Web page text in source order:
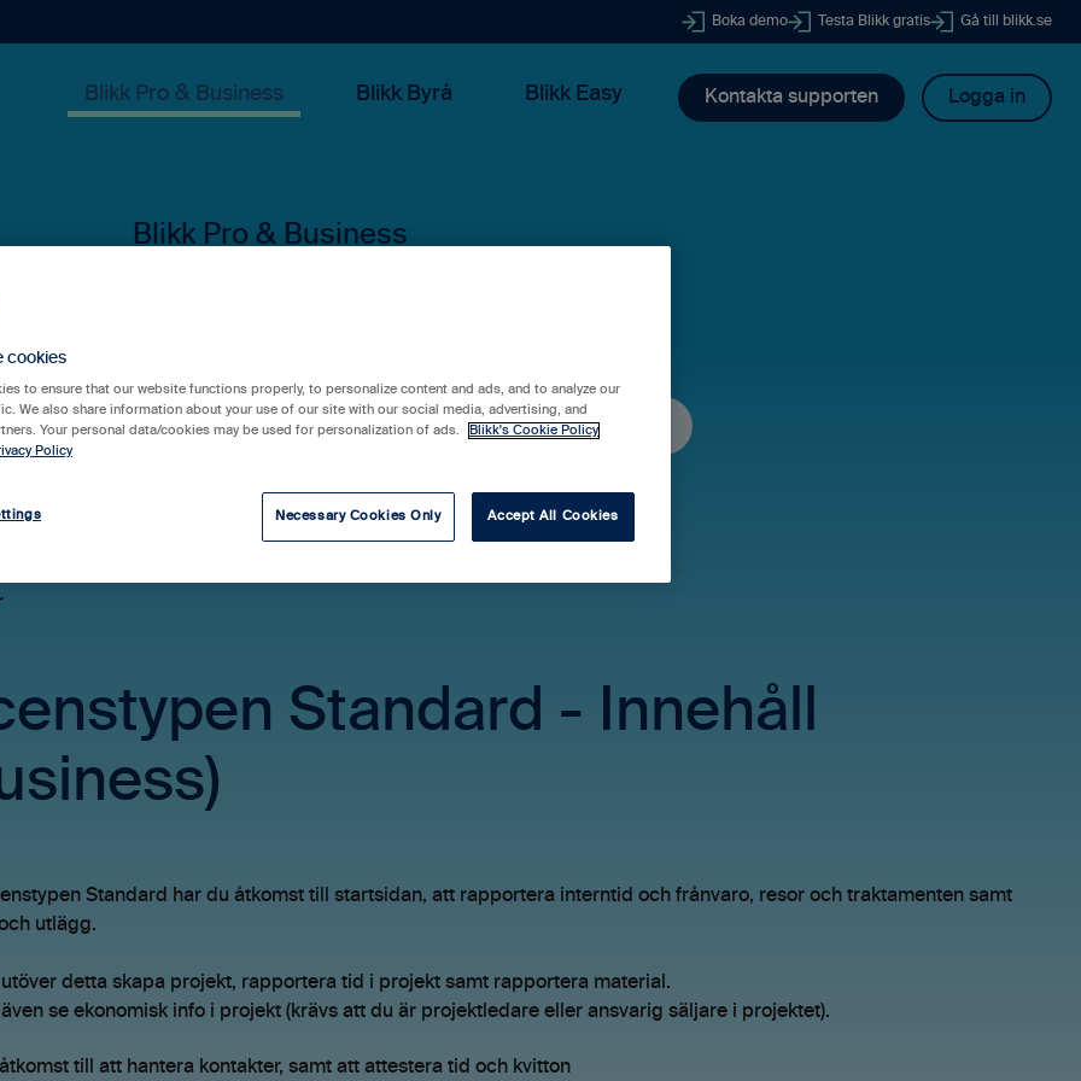
Boka demo Testa Blikk gratis Gå till blikk.se
Blikk Pro & Business Blikk Byrå Blikk Easy Kontakta supporten Logga in
kan vi hjälpa dig?
Standard - Innehåll
Standard har du åtkomst till startsidan, att rapportera interntid och frånvaro, resor och traktamenten samt
utlägg.
utöver detta skapa projekt, rapportera tid i projekt samt rapportera material.
även se ekonomisk info i projekt (krävs att du är projektledare eller ansvarig säljare i projektet).
till att hantera kontakter, samt att attestera tid och kvitton
cookies
to ensure that our website functions properly, to personalize content and ads, and to analyze our
We also share information about your use of our site with our social media, advertising, and
Your personal data/cookies may be used for personalization of ads.
Blikk's Cookie Policy
Policy
Necessary Cookies Only Accept All Cookies